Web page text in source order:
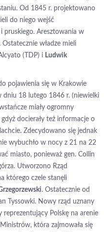
Od 1845 r. projektowano
do niego wejść
pruskiego. Aresztowania w
władze mieli
(TDP) i Ludwik
pojawienia się w Krakowie
dniu 18 lutego 1846 r. (niewielki
miały ogromny
docierały też informacje o
Zdecydowano się jednak
wybuchło w nocy z 21 na 22
miasto, ponieważ gen. Collin
Utworzono Rząd
którego czele stanęli
. Ostatecznie od
Tyssowki. Nowy rząd uznany
reprezentujący Polskę na arenie
która zajmowała się